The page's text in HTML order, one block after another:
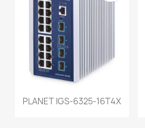
PLANET IGS-6325-16T4X